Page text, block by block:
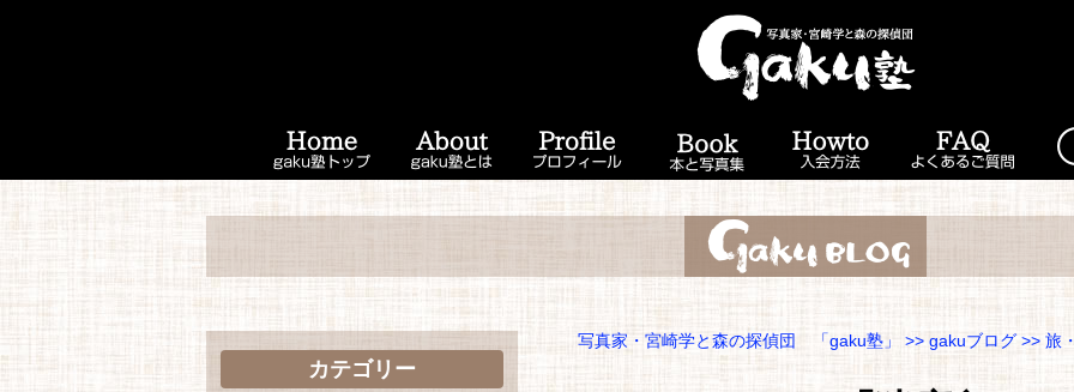
写真家・宮崎学と森の探偵団 「gaku塾」 >> gakuブログ >> 旅
カテゴリー